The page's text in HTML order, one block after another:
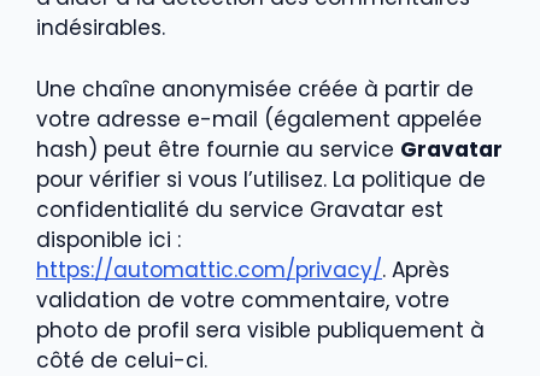
indésirables.
Une chaîne anonymisée créée à partir de
votre adresse e-mail (également appelée
hash) peut être fournie au service Gravatar
pour vérifier si vous l’utilisez. La politique de
confidentialité du service Gravatar est
disponible ici :
https://automattic.com/privacy/. Après
validation de votre commentaire, votre
photo de profil sera visible publiquement à
côté de celui-ci.